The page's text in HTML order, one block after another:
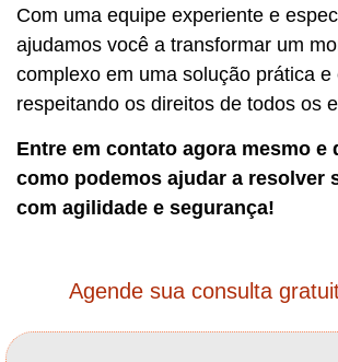
Com uma equipe experiente e
ajudamos você a transformar um
complexo em uma solução prática e
respeitando os direitos de todos os
Entre em contato agora mesmo e
como podemos ajudar a resolver
com agilidade e segurança!
Agende sua consulta